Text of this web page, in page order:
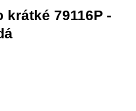
krátké 79116P -